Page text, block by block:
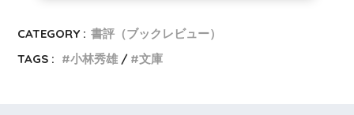
CATEGORY : 書評（ブックレビュー）
TAGS :
小林秀雄 文庫